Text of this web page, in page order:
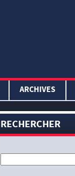
ARCHIVES
RECHERCHER